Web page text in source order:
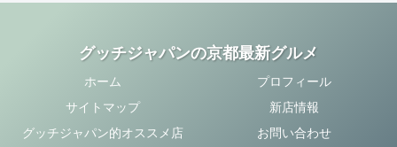
グッチジャパンの京都最新グルメ
ホーム
プロフィール
サイトマップ
新店情報
グッチジャパン的オススメ店
お問い合わせ